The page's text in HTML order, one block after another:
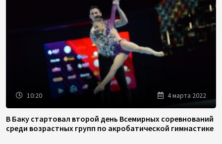
10:20 4 марта 2022
В Баку стартовал второй день Всемирных соревнований
среди возрастных групп по акробатической гимнастике